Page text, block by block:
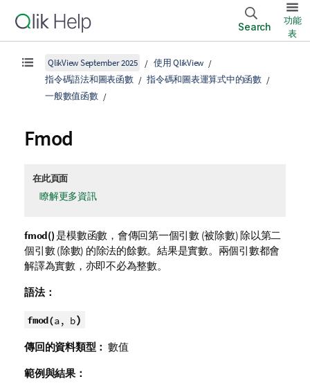
Search
功能
表
QlikView September 2025
使用 QlikView
指令碼語法和圖表函數
指令碼和圖表運算式中的函數
一般數值函數
Fmod
在此頁面
瞭解更多資訊
fmod()是模數函數，會傳回第一個引數 (被除數) 除以第二
個引數 (除數) 的除法的餘數。結果是實數。兩個引數都會
解譯為實數，亦即不必為整數。
語法：
fmod(a, b)
傳回的資料類型： 數值
範例與結果：